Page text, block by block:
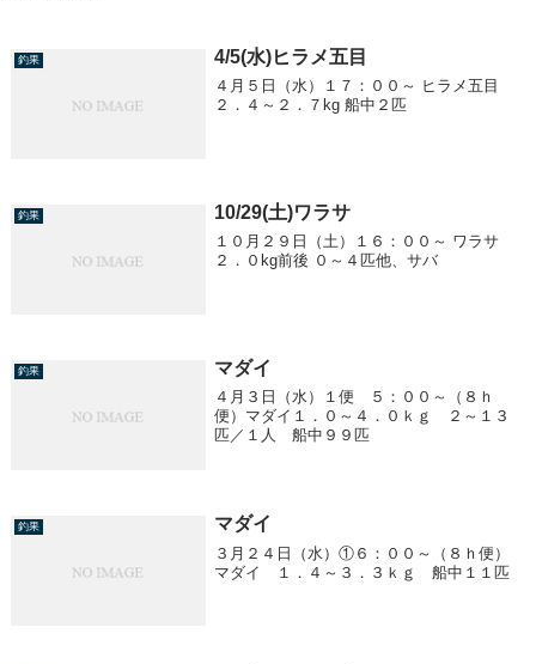
釣果 4/5(水)ヒラメ五目
４月５日（水）１７：００～ ヒラメ五目
２．４～２．７kg 船中２匹
釣果 10/29(土)ワラサ
１０月２９日（土）１６：００～ ワラサ
２．０kg前後 ０～４匹他、サバ
釣果 マダイ
４月３日（水）１便 ５：００～（８ｈ
便）マダイ１．０～４．０ｋｇ ２～１３
匹／１人 船中９９匹
釣果 マダイ
３月２４日（水）①６：００～（８ｈ便）
マダイ １．４～３．３ｋｇ 船中１１匹